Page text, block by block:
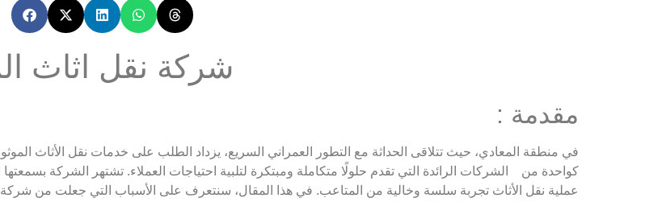
شركة نقل اثاث
مقدمة :
في منطقة المعادي، حيث تتلاقى الحداثة مع التطور العمراني السريع، يزداد الطلب على خدمات نقل الأثاث
كواحدة من الشركات الرائدة التي تقدم حلولًا متكاملة ومبتكرة لتلبية احتياجات العملاء. تشتهر الشركة بسمعتها
عملية نقل الأثاث تجربة سلسة وخالية من المتاعب. في هذا المقال، سنتعرف على الأسباب التي جعلت من شركة